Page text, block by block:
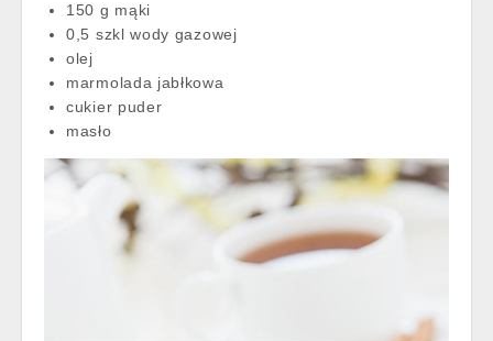
150 g mąki
0,5 szkl wody gazowej
olej
marmolada jabłkowa
cukier puder
masło